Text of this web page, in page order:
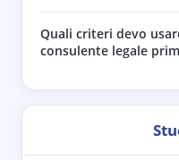
Quali criteri devo
consulente legale